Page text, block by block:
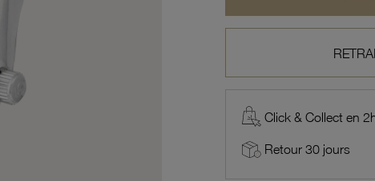
Click & Collect en
Retour 30 jours